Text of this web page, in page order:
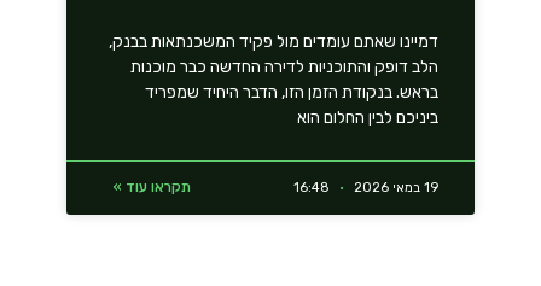
דמיינו שאתם עומדים מול פקיד המשכנתאות בבנק,
הלב דופק והתוכניות לדירה החדשה כבר מוכנות
בראש. בנקודת הזמן הזו, הדבר היחיד שמפריד
ביניכם לבין החלום הוא
תקראו עוד » 19 במאי 2026